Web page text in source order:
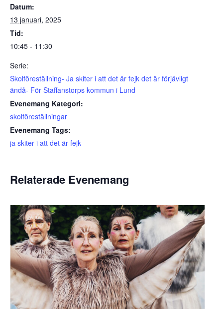
Datum:
13 januari, 2025
Tid:
10:45 - 11:30
Serie:
Skolföreställning- Ja skiter i att det är fejk det är förjävligt
ändå- För Staffanstorps kommun i Lund
Evenemang Kategori:
skolföreställningar
Evenemang Tags:
ja skiter i att det är fejk
Relaterade Evenemang